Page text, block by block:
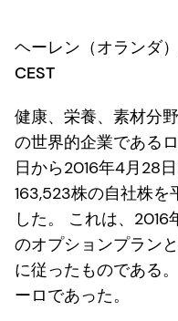
ヘーレン（オランダ
CEST
健康、栄養、素材分
の世界的企業である
日から2016年4月28
163,523株の自社株
した。 これは、
のオプションプラン
に従ったものである
ーロであった。